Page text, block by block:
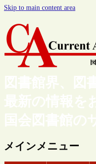
Skip to main content area
図書館界、図
最新の情報を
国会図書館の
メインメニュー